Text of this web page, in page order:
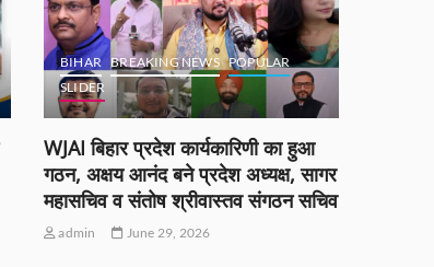
BIHAR BREAKING NEWS POPULAR
SLIDER
WJAI बिहार प्रदेश कार्यकारिणी का हुआ
गठन, अक्षय आनंद बने प्रदेश अध्यक्ष, सागर
महासचिव व संतोष श्रीवास्तव संगठन सचिव
admin June 29, 2026